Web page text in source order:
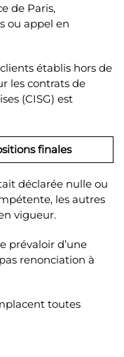
de Paris,
ou appel en
établis hors de
les contrats de
(CISG) est
finales
déclarée nulle ou
les autres
vigueur.
prévaloir d’une
renonciation à
toutes